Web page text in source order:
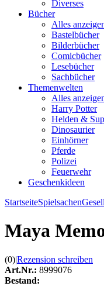
Diverses
Bücher
Alles
Bastelbücher
Bilderbücher
Comicbücher
Lesebücher
Sachbücher
Themenwelten
Alles
Harry Potter
Helden &
Dinosaurier
Einhörner
Pferde
Polizei
Feuerwehr
Geschenkideen
StartseiteSpielsachen
Maya
(0)|Rezension schreiben
Art.Nr.: 8999076
Bestand: